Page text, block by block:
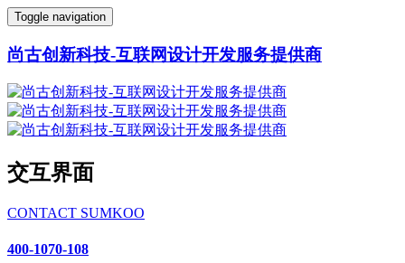
Toggle navigation
尚古创新科技-互联网设计开发服务提供商
交互界面
CONTACT SUMKOO
400-1070-108